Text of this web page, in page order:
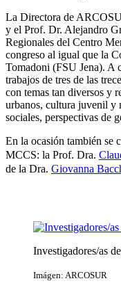
La Directora de
y el Prof. Dr. Alejandro
Regionales del Centro
congreso al igual que la
Tomadoni (FSU Jena). A
trabajos de tres de las
con temas tan diversos y
urbanos, cultura juvenil y
sociales, perspectivas de
En la ocasión también se
MCCS: la Prof. Dra.
de la Dra. Giovanna
Investigadores/as
Imágen: ARCOSUR